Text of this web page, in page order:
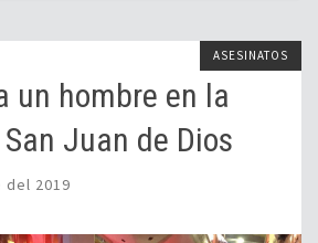
ASESINATOS
un hombre en la
Juan de Dios
2019